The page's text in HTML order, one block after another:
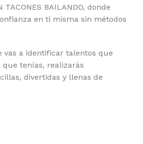
TACONES BAILANDO, donde
en ti misma sin métodos
vas a identificar talentos que
que tenías, realizarás
divertidas y llenas de